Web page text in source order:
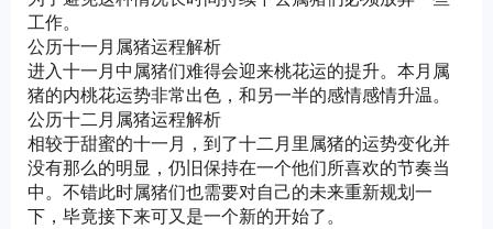
工作。
公历十一月属猪运程解析
进入十一月中属猪们难得会迎来桃花运的提升。本月属
猪的内桃花运势非常出色，和另一半的感情感情升温。
公历十二月属猪运程解析
相较于甜蜜的十一月，到了十二月里属猪的运势变化并
没有那么的明显，仍旧保持在一个他们所喜欢的节奏当
中。不错此时属猪们也需要对自己的未来重新规划一
下，毕竟接下来可又是一个新的开始了。